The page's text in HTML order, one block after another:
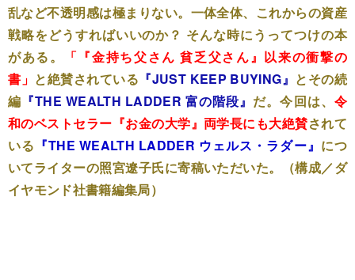
乱など不透明感は極まりない。一体全体、これからの資産
戦略をどうすればいいのか？ そんな時にうってつけの本
がある。
「『金持ち父さん 貧乏父さん』以来の衝撃の
書」 と絶賛されている 『JUST KEEP BUYING』 とその続
編 『THE WEALTH LADDER 富の階段』 だ。今回は、 令
和のベストセラー『お金の大学』両学長にも大絶賛されて
いる 『THE WEALTH LADDER ウェルス・ラダー』 につ
いてライターの照宮遼子氏に寄稿いただいた。（構成／ダ
イヤモンド社書籍編集局）